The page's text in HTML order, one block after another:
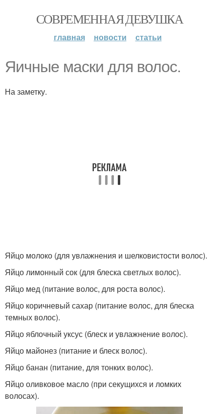
СОВРЕМЕННАЯ ДЕВУШКА
главная новости статьи
Яичные маски для волос.
На заметку.
Яйцо молоко (для увлажнения и шелковистости волос).
Яйцо лимонный сок (для блеска светлых волос).
Яйцо мед (питание волос, для роста волос).
Яйцо коричневый сахар (питание волос, для блеска
темных волос).
Яйцо яблочный уксус (блеск и увлажнение волос).
Яйцо майонез (питание и блеск волос).
Яйцо банан (питание, для тонких волос).
Яйцо оливковое масло (при секущихся и ломких
волосах).